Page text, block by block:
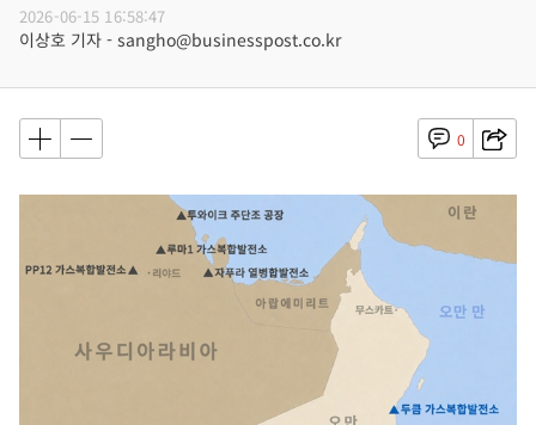
2026-06-15 16:58:47
이상호 기자 - sangho@businesspost.co.kr
0